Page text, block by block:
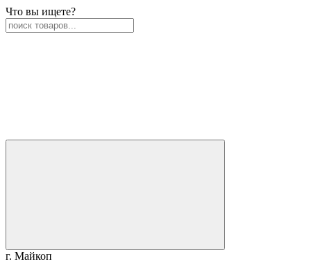
Что вы ищете?
г. Майкоп